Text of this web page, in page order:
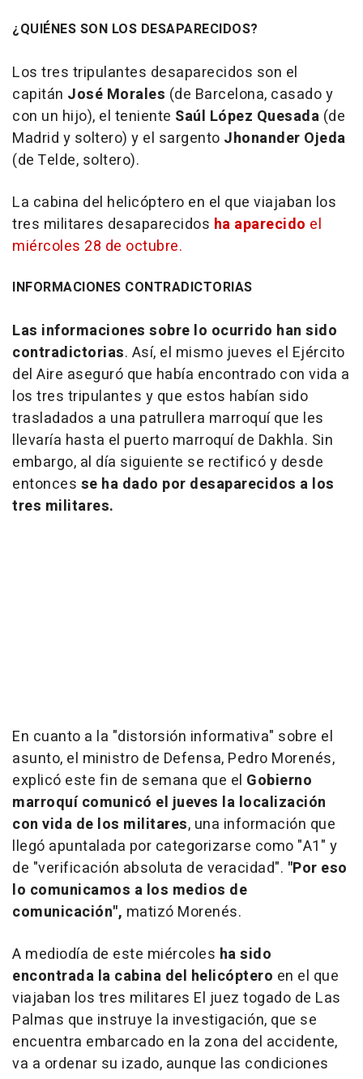
¿QUIÉNES SON LOS DESAPARECIDOS?
Los tres tripulantes desaparecidos son el
capitán José Morales (de Barcelona, casado y
con un hijo), el teniente Saúl López Quesada (de
Madrid y soltero) y el sargento Jhonander Ojeda
(de Telde, soltero).
La cabina del helicóptero en el que viajaban los
tres militares desaparecidos ha aparecido el
miércoles 28 de octubre.
INFORMACIONES CONTRADICTORIAS
Las informaciones sobre lo ocurrido han sido
contradictorias. Así, el mismo jueves el Ejército
del Aire aseguró que había encontrado con vida a
los tres tripulantes y que estos habían sido
trasladados a una patrullera marroquí que les
llevaría hasta el puerto marroquí de Dakhla. Sin
embargo, al día siguiente se rectificó y desde
entonces se ha dado por desaparecidos a los
tres militares.
En cuanto a la "distorsión informativa" sobre el
asunto, el ministro de Defensa, Pedro Morenés,
explicó este fin de semana que el Gobierno
marroquí comunicó el jueves la localización
con vida de los militares, una información que
llegó apuntalada por categorizarse como "A1" y
de "verificación absoluta de veracidad". "Por eso
lo comunicamos a los medios de
comunicación", matizó Morenés.
A mediodía de este miércoles ha sido
encontrada la cabina del helicóptero en el que
viajaban los tres militares El juez togado de Las
Palmas que instruye la investigación, que se
encuentra embarcado en la zona del accidente,
va a ordenar su izado, aunque las condiciones